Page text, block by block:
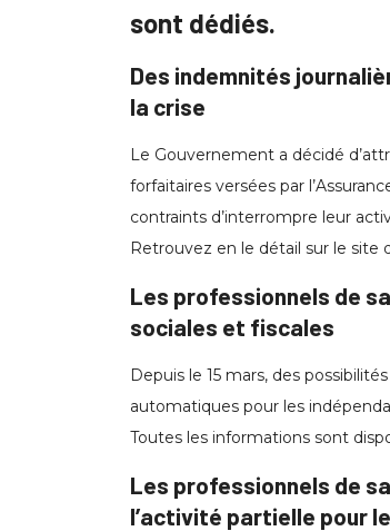
sont dédiés.
Des indemnités
la crise
Le Gouvernement a décidé
forfaitaires versées par
contraints d’interrompre leur
Retrouvez en le détail sur le site
Les professionnels de
sociales et fiscales
Depuis le 15 mars, des
automatiques pour les
Toutes les informations sont
Les professionnels de
l’activité partielle pour